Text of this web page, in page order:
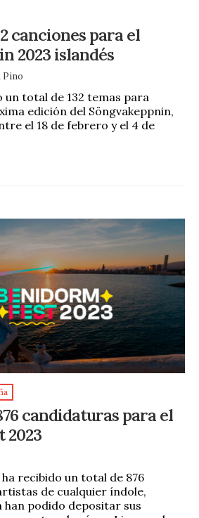
canciones para el
2023 islandés
Pino
un total de 132 temas para
edición del Söngvakeppnin,
el 18 de febrero y el 4 de
candidaturas para el
2023
recibido un total de 876
de cualquier índole,
han podido depositar sus